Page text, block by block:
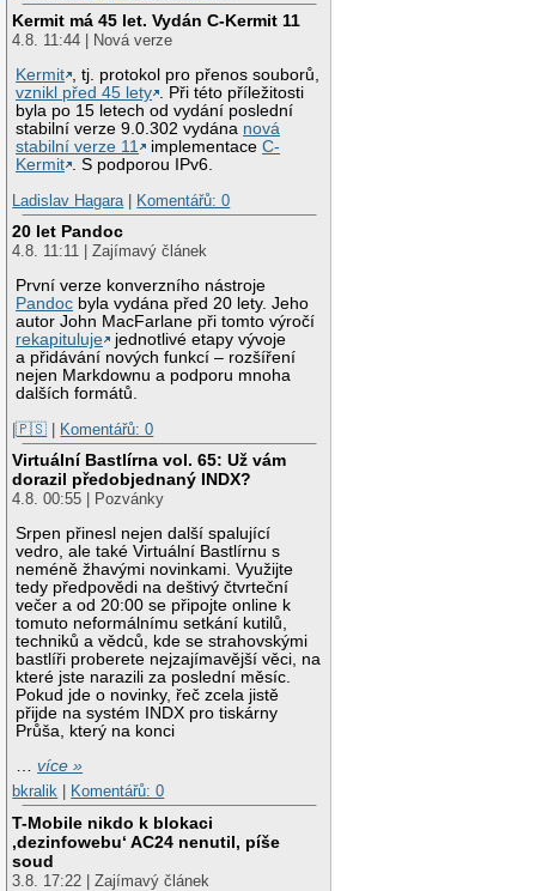
Kermit má 45 let. Vydán C-Kermit 11
4.8. 11:44 | Nová verze
Kermit , tj. protokol pro přenos souborů,
vznikl před 45 lety . Při této příležitosti
byla po 15 letech od vydání poslední
stabilní verze 9.0.302 vydána nová
stabilní verze 11
implementaceC-
Kermit . S podporou IPv6.
Ladislav Hagara | Komentářů: 0
20 let Pandoc
4.8. 11:11 | Zajímavý článek
První verze konverzního nástroje
Pandoc byla vydána před 20 lety. Jeho
autor John MacFarlane při tomto výročí
rekapituluje
jednotlivé etapy vývoje
a přidávání nových funkcí – rozšíření
nejen Markdownu a podporu mnoha
dalších formátů.
|🇵🇸 | Komentářů: 0
Virtuální Bastlírna vol. 65: Už vám
dorazil předobjednaný INDX?
4.8. 00:55 | Pozvánky
Srpen přinesl nejen další spalující
vedro, ale také Virtuální Bastlírnu s
neméně žhavými novinkami. Využijte
tedy předpovědi na deštivý čtvrteční
večer a od 20:00 se připojte online k
tomuto neformálnímu setkání kutilů,
techniků a vědců, kde se strahovskými
bastlíři proberete nejzajímavější věci, na
které jste narazili za poslední měsíc.
Pokud jde o novinky, řeč zcela jistě
přijde na systém INDX pro tiskárny
Průša, který na konci
…více »
bkralik
Komentářů: 0
T-Mobile nikdo k blokaci
‚dezinfowebu‘ AC24 nenutil, píše
soud
3.8. 17:22 | Zajímavý článek